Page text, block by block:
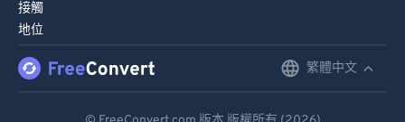
接觸
地位
繁體中文